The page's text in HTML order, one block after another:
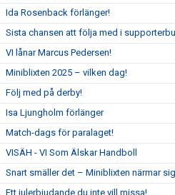
Ida Rosenback förlänger!
Sista chansen att följa med i
VI lånar Marcus Pedersen!
Miniblixten 2025 – vilken dag!
Följ med på derby!
Isa Ljungholm förlänger
Match-dags för paralaget!
VISÄH - VI Som Älskar Handboll
Snart smäller det – Miniblixten närmar
Ett julerbjudande du inte vill missa!